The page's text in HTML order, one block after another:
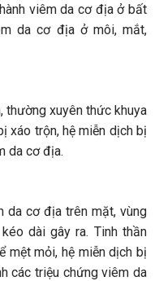
viêm da cơ địa ở bất
da cơ địa ở môi, mắt,
thường xuyên thức khuya
xáo trộn, hệ miễn dịch bị
da cơ địa.
da cơ địa trên mặt, vùng
dài gây ra. Tinh thần
mệt mỏi, hệ miễn dịch bị
các triệu chứng viêm da